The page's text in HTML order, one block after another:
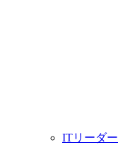
ITリーダー